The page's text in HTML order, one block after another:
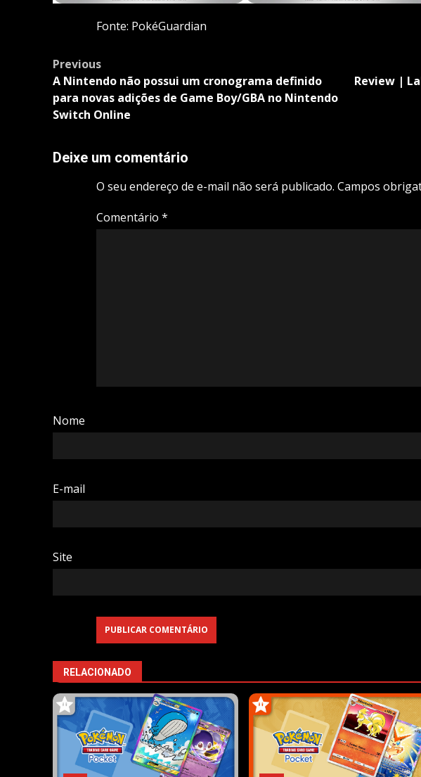
Fonte: PokéGuardian
Post
navigation
Previous
A Nintendo não possui um cronograma definido
para novas adições de Game Boy/GBA no Nintendo
Switch Online
Review |
Deixe um comentário
O seu endereço de e-mail não será publicado. Campos
Comentário *
Nome
E-mail
Site
RELACIONADO